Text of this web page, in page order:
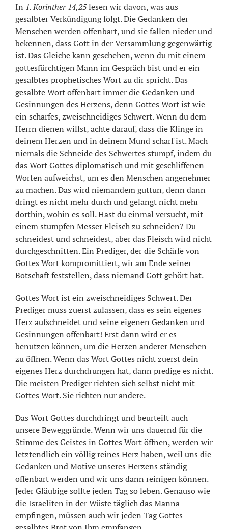
In 1. Korinther 14,25lesen wir davon, was aus
gesalbter Verkündigung folgt. Die Gedanken der
Menschen werden offenbart, und sie fallen nieder und
bekennen, dass Gott in der Versammlung gegenwärtig
ist. Das Gleiche kann geschehen, wenn du mit einem
gottesfürchtigen Mann im Gespräch bist und er ein
gesalbtes prophetisches Wort zu dir spricht. Das
gesalbte Wort offenbart immer die Gedanken und
Gesinnungen des Herzens, denn Gottes Wort ist wie
ein scharfes, zweischneidiges Schwert. Wenn du dem
Herrn dienen willst, achte darauf, dass die Klinge in
deinem Herzen und in deinem Mund scharf ist. Mach
niemals die Schneide des Schwertes stumpf, indem du
das Wort Gottes diplomatisch und mit geschliffenen
Worten aufweichst, um es den Menschen angenehmer
zu machen. Das wird niemandem guttun, denn dann
dringt es nicht mehr durch und gelangt nicht mehr
dorthin, wohin es soll. Hast du einmal versucht, mit
einem stumpfen Messer Fleisch zu schneiden? Du
schneidest und schneidest, aber das Fleisch wird nicht
durchgeschnitten. Ein Prediger, der die Schärfe von
Gottes Wort kompromittiert, wir am Ende seiner
Botschaft feststellen, dass niemand Gott gehört hat.
Gottes Wort ist ein zweischneidiges Schwert. Der
Prediger muss zuerst zulassen, dass es sein eigenes
Herz aufschneidet und seine eigenen Gedanken und
Gesinnungen offenbart! Erst dann wird er es
benutzen können, um die Herzen anderer Menschen
zu öffnen. Wenn das Wort Gottes nicht zuerst dein
eigenes Herz durchdrungen hat, dann predige es nicht.
Die meisten Prediger richten sich selbst nicht mit
Gottes Wort. Sie richten nur andere.
Das Wort Gottes durchdringt und beurteilt auch
unsere Beweggründe. Wenn wir uns dauernd für die
Stimme des Geistes in Gottes Wort öffnen, werden wir
letztendlich ein völlig reines Herz haben, weil uns die
Gedanken und Motive unseres Herzens ständig
offenbart werden und wir uns dann reinigen können.
Jeder Gläubige sollte jeden Tag so leben. Genauso wie
die Israeliten in der Wüste täglich das Manna
empfingen, müssen auch wir jeden Tag Gottes